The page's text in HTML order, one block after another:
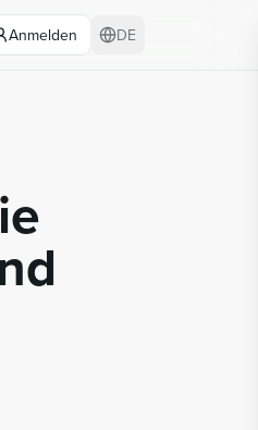
Anmelden DE